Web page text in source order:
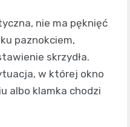
nie ma pęknięć
paznokciem,
skrzydła.
w której okno
albo klamka chodzi